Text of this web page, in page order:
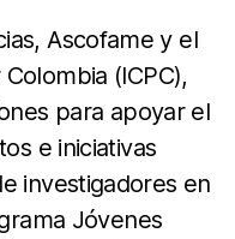
Ascofame y el
(ICPC),
para apoyar el
e iniciativas
investigadores en
Jóvenes